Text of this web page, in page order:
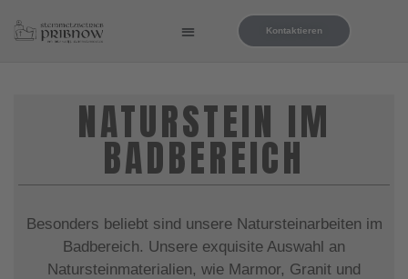
Kontaktieren
NATURSTEIN IM
BADBEREICH
Besonders beliebt sind unsere Natursteinarbeiten im
Badbereich. Unsere exquisite Auswahl an
Natursteinmaterialien, wie Marmor, Granit und